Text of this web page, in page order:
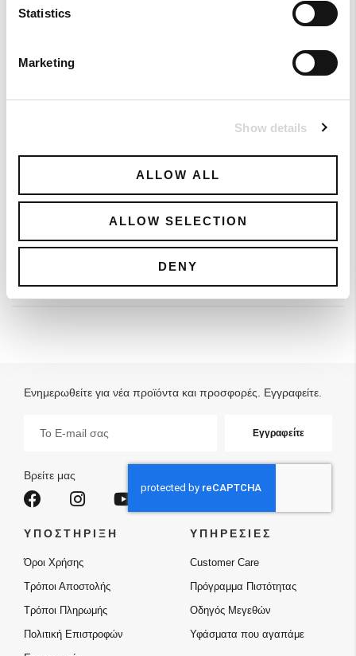
Statistics
Marketing
Show details
ALLOW ALL
ALLOW SELECTION
DENY
Μπούστο σε Linen Blend
0,00 €
Ενημερωθείτε για νέα προϊόντα και προσφορές. Εγγραφείτε.
Δελτίο:
Εγγραφείτε
Βρείτε μας
ΥΠΟΣΤΗΡΙΞΗ
Όροι Χρήσης
Τρόποι Αποστολής
Τρόποι Πληρωμής
Πολιτική Επιστροφών
ΥΠΗΡΕΣΙΕΣ
Customer Care
Πρόγραμμα Πιστότητας
Οδηγός Μεγεθών
Υφάσματα που αγαπάμε